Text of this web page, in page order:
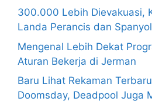
300.000 Lebih Dievakuasi,
Landa Perancis dan Spanyol
Mengenal Lebih Dekat
Aturan Bekerja di Jerman
Baru Lihat Rekaman
Doomsday, Deadpool Juga